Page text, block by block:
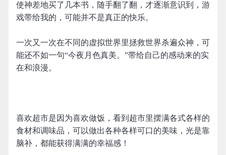
使神差地买了几本书，随手翻了翻，才逐渐意识到，游
戏带给我的，可能并不是真正的快乐。
一次又一次在不同的虚拟世界里拯救世界杀遍众神，可
能还不如一句“今夜月色真美。”带给自己的感动来的实
在和浪漫。
喜欢超市是因为喜欢做饭，看到超市里摆满各式各样的
食材和调味品，可以做出各种各样可口的美味，光是靠
脑补，都能获得满满的幸福感！